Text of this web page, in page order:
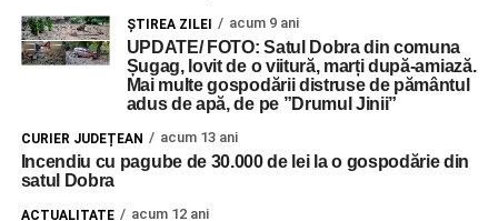
ŞTIREA ZILEI acum 9 ani
UPDATE/ FOTO: Satul Dobra din comuna
Șugag, lovit de o viitură, marți după-amiază.
Mai multe gospodării distruse de pământul
adus de apă, de pe ”Drumul Jinii”
CURIER JUDEȚEAN acum 13 ani
Incendiu cu pagube de 30.000 de lei la o gospodărie din
satul Dobra
ACTUALITATE acum 12 ani